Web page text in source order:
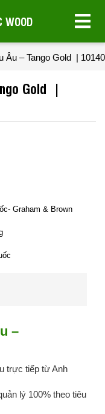
WOOD
Âu – Tango Gold |
Gold |
Graham & Brown
–
trực tiếp từ Anh
lý 100% theo tiêu